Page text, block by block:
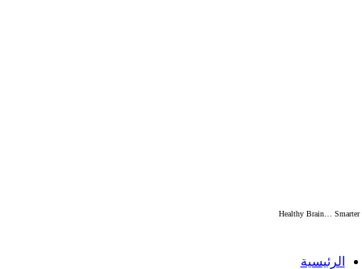
Healthy Brain… Smarter
الرئيسية